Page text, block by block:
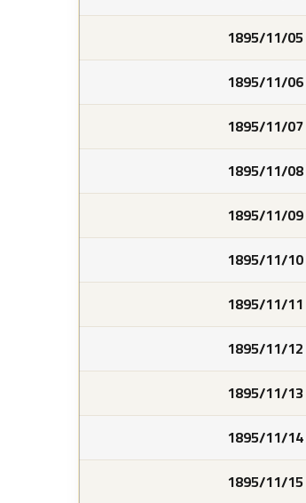
1895/11/05
1895/11/06
1895/11/07
1895/11/08
1895/11/09
1895/11/10
1895/11/11
1895/11/12
1895/11/13
1895/11/14
1895/11/15